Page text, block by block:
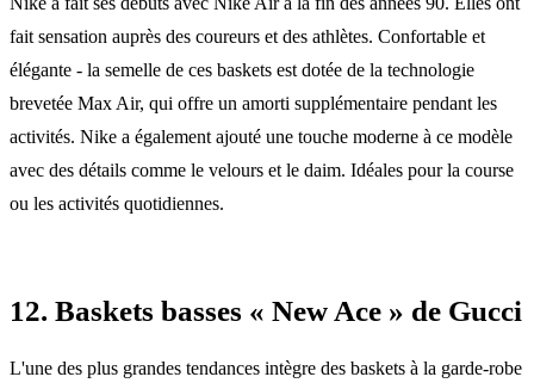
fait sensation auprès des coureurs et des athlètes. Confortable et
élégante - la semelle de ces baskets est dotée de la technologie
brevetée Max Air, qui offre un amorti supplémentaire pendant les
activités. Nike a également ajouté une touche moderne à ce modèle
avec des détails comme le velours et le daim. Idéales pour la course
ou les activités quotidiennes.
12. Baskets basses « New Ace » de Gucci
L'une des plus grandes tendances intègre des baskets à la garde-robe